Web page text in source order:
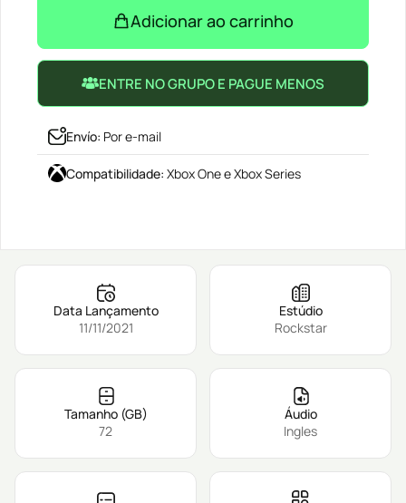
Adicionar ao carrinho
ENTRE NO GRUPO E PAGUE MENOS
Envío: Por e-mail
Compatibilidade: Xbox One e Xbox Series
Data Lançamento
11/11/2021
Estúdio
Rockstar
Tamanho (GB)
72
Áudio
Ingles